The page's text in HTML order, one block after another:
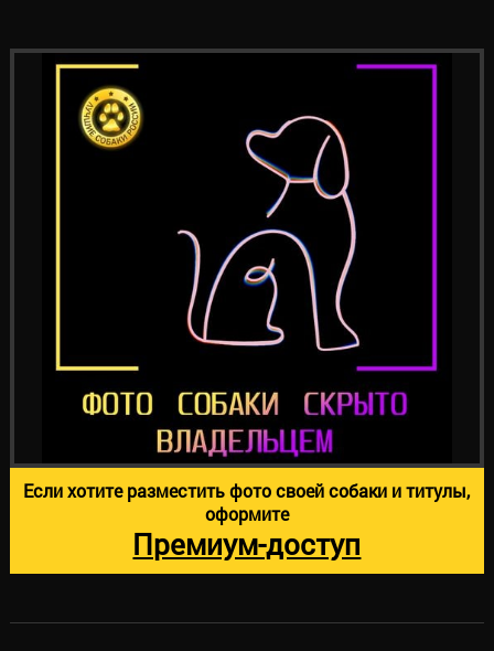
Если хотите разместить фото своей собаки и титулы,
оформите
Премиум-доступ